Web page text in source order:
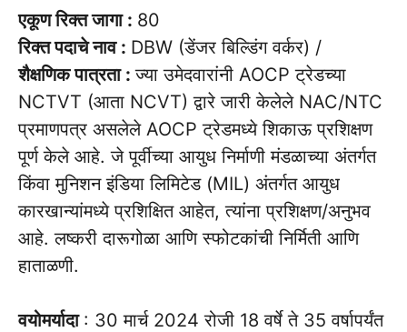
एकूण रिक्त जागा : 80
रिक्त पदाचे नाव : DBW (डेंजर बिल्डिंग वर्कर) /
शैक्षणिक पात्रता :ज्या उमेदवारांनी AOCP ट्रेडच्या
NCTVT (आता NCVT) द्वारे जारी केलेले NAC/NTC
प्रमाणपत्र असलेले AOCP ट्रेडमध्ये शिकाऊ प्रशिक्षण
पूर्ण केले आहे. जे पूर्वीच्या आयुध निर्माणी मंडळाच्या अंतर्गत
किंवा मुनिशन इंडिया लिमिटेड (MIL) अंतर्गत आयुध
कारखान्यांमध्ये प्रशिक्षित आहेत, त्यांना प्रशिक्षण/अनुभव
आहे. लष्करी दारूगोळा आणि स्फोटकांची निर्मिती आणि
हाताळणी.
वयोमर्यादा : 30 मार्च 2024 रोजी 18 वर्षे ते 35 वर्षापर्यंत